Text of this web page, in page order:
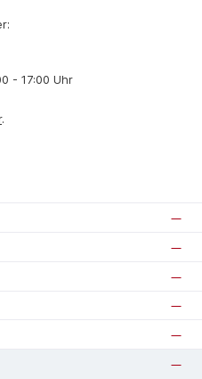
- 17:00 Uhr
.